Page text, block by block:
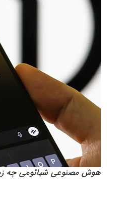
هوش مصنوعی شیائومی چه